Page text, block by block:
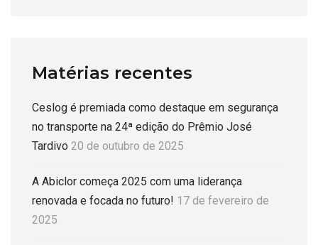
Matérias recentes
Ceslog é premiada como destaque em segurança
no transporte na 24ª edição do Prêmio José
Tardivo 20 de outubro de 2025
A Abiclor começa 2025 com uma liderança
renovada e focada no futuro! 17 de fevereiro de
2025